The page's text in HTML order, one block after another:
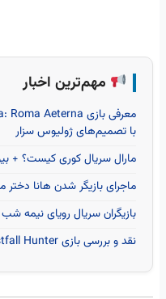
مهم‌ترین اخبار
با تصمیم‌های ژولیوس سزار
مارال سریال کوری کیست؟ +
ماجرای بازیگر شدن هانا دختر
بازیگران سریال رویای نیمه
نقد و بررسی بازی Mistfall Hunter